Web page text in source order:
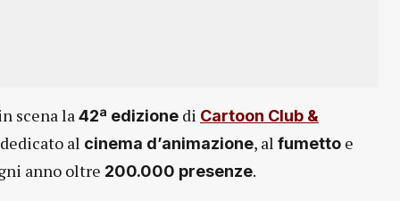
scena la42ª edizione di Cartoon Club &
al cinema d’animazione, al fumetto e
anno oltre 200.000 presenze.